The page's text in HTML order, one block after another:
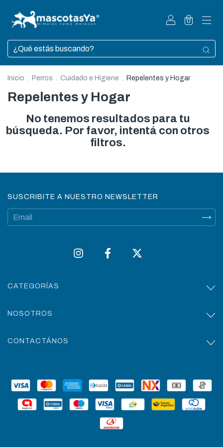
0
Inicio . Perros . Cuidado e Higiene . Repelentes y Hogar
Repelentes y Hogar
No tenemos resultados para tu
búsqueda. Por favor, intentá con otros
filtros.
SUSCRIBITE A NUESTRO NEWSLETTER
CATEGORÍAS
NOSOTROS
CONTACTÁNOS